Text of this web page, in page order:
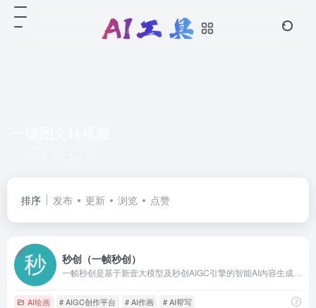
排序 发布 更新 浏览 点赞
秒创（一帧秒创）
AI绘画 # AIGC创作平台 # AI作画 # AI帮写